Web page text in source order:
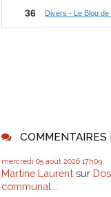
COMMENTAIRES
mercredi 05 août 2026 17h09
Martine Laurent sur
communal...